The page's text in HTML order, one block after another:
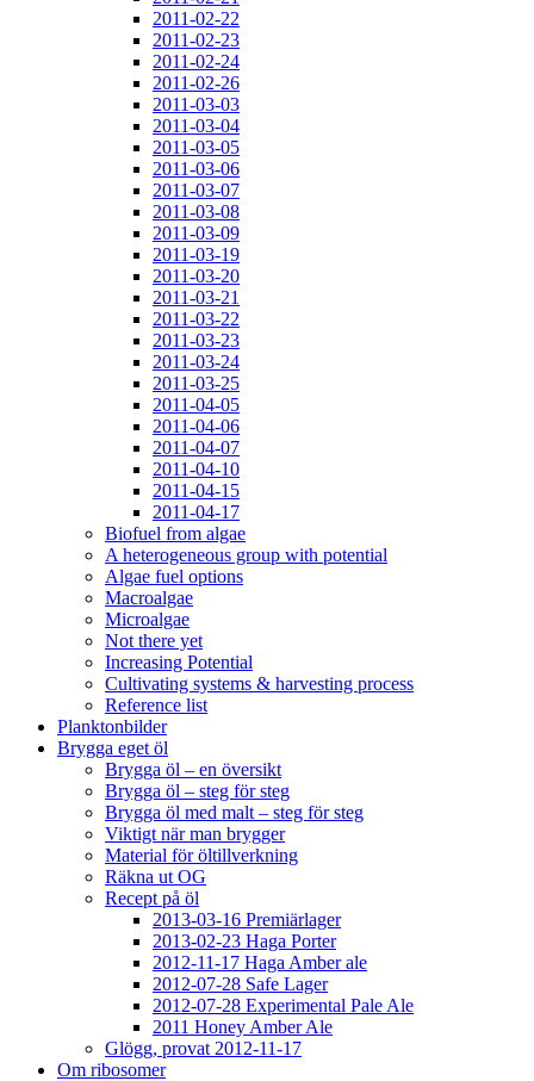
2011-02-22
2011-02-23
2011-02-24
2011-02-26
2011-03-03
2011-03-04
2011-03-05
2011-03-06
2011-03-07
2011-03-08
2011-03-09
2011-03-19
2011-03-20
2011-03-21
2011-03-22
2011-03-23
2011-03-24
2011-03-25
2011-04-05
2011-04-06
2011-04-07
2011-04-10
2011-04-15
2011-04-17
Biofuel from algae
A heterogeneous group with potential
Algae fuel options
Macroalgae
Microalgae
Not there yet
Increasing Potential
Cultivating systems & harvesting process
Reference list
Planktonbilder
Brygga eget öl
Brygga öl – en översikt
Brygga öl – steg för steg
Brygga öl med malt – steg för steg
Viktigt när man brygger
Material för öltillverkning
Räkna ut OG
Recept på öl
2013-03-16 Premiärlager
2013-02-23 Haga Porter
2012-11-17 Haga Amber ale
2012-07-28 Safe Lager
2012-07-28 Experimental Pale Ale
2011 Honey Amber Ale
Glögg, provat 2012-11-17
Om ribosomer